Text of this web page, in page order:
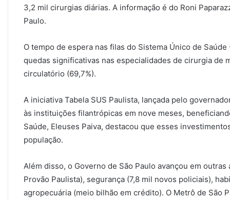
3,2 mil cirurgias diárias. A informação é do Roni
Paulo.
O tempo de espera nas filas do Sistema Único de
quedas significativas nas especialidades de cirurgia de
circulatório (69,7%).
A iniciativa Tabela SUS Paulista, lançada pelo
às instituições filantrópicas em nove meses,
Saúde, Eleuses Paiva, destacou que esses
população.
Além disso, o Governo de São Paulo avançou em
Provão Paulista), segurança (7,8 mil novos policiais),
agropecuária (meio bilhão em crédito). O Metrô de São